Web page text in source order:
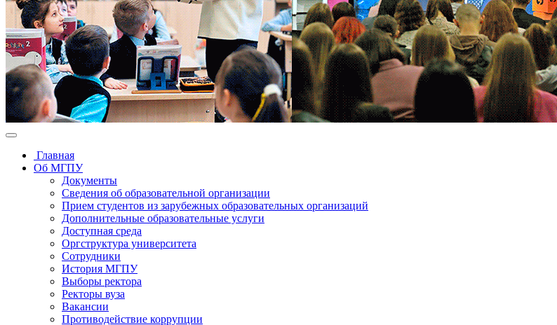
Главная
Об МГПУ
Документы
Сведения об образовательной организации
Прием студентов из зарубежных образовательных организаций
Дополнительные образовательные услуги
Доступная среда
Оргструктура университета
Сотрудники
История МГПУ
Выборы ректора
Ректоры вуза
Вакансии
Противодействие коррупции